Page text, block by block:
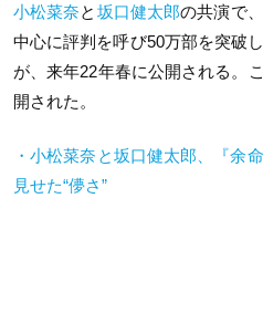
小松菜奈と 坂口健太郎の共演で
中心に評判を呼び50万部を突破
が、来年22年春に公開される。
開された。
・小松菜奈と坂口健太郎、『余
見せた“儚さ”